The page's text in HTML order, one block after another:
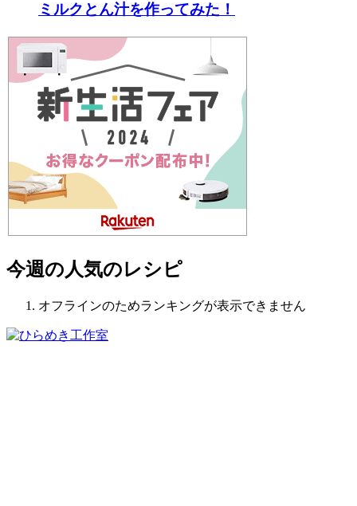
ミルクとん汁を作ってみた！
今週の人気のレシピ
オフラインのためランキングが表示できません